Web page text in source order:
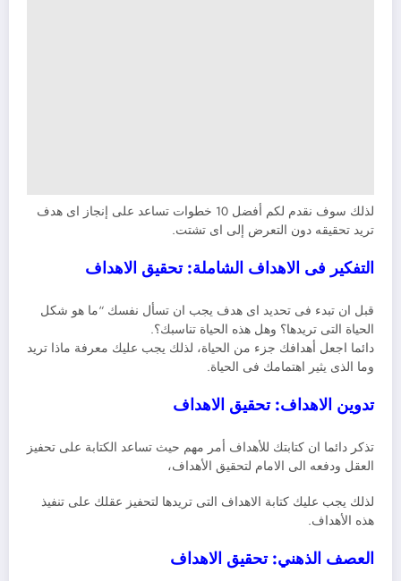
لذلك سوف نقدم لكم أفضل 10 خطوات تساعد على إنجاز اى هدف
تريد تحقيقه دون التعرض إلى اى تشتت.
التفكير فى الاهداف الشاملة: تحقيق الاهداف
قبل ان تبدء فى تحديد اى هدف يجب ان تسأل نفسك “ما هو شكل
الحياة التى تريدها؟ وهل هذه الحياة تناسبك؟.
دائما اجعل أهدافك جزء من الحياة، لذلك يجب عليك معرفة ماذا تريد
وما الذى يثير اهتمامك فى الحياة.
تدوين الاهداف: تحقيق الاهداف
تذكر دائما ان كتابتك للأهداف أمر مهم حيث تساعد الكتابة على تحفيز
العقل ودفعه الى الامام لتحقيق الأهداف،
لذلك يجب عليك كتابة الاهداف التى تريدها لتحفيز عقلك على تنفيذ
هذه الأهداف.
العصف الذهني: تحقيق الاهداف